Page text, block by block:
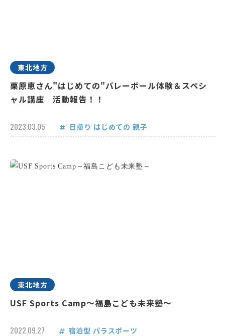
東北地方
栗原恵さん"はじめての"バレーボール体験＆スペシ
ャル講座 活動報告！！
2023.03.05 日帰り はじめての 親子
東北地方
USF Sports Camp～福島こども未来塾～
2022.09.27 宿泊型 パラスポーツ